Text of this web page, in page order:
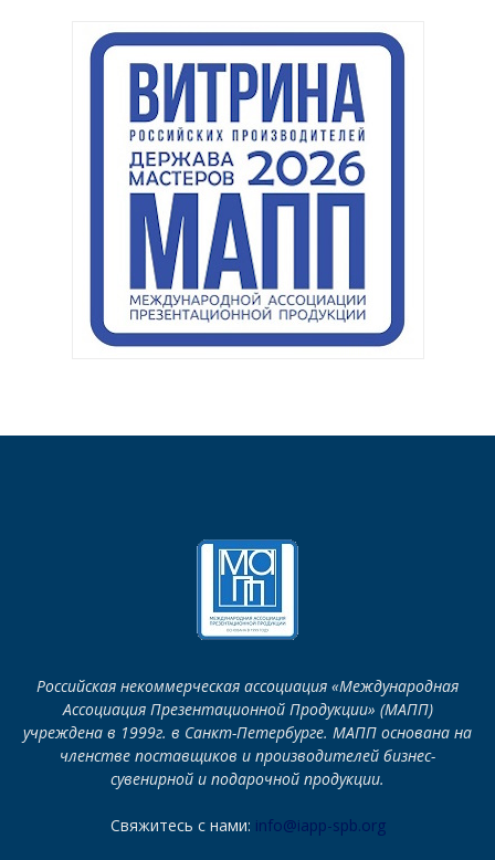
Российская некоммерческая ассоциация «Международная
Ассоциация Презентационной Продукции» (МАПП)
учреждена в 1999г. в Санкт-Петербурге. МАПП основана на
членстве поставщиков и производителей бизнес-
сувенирной и подарочной продукции.
Свяжитесь с нами: info@iapp-spb.org